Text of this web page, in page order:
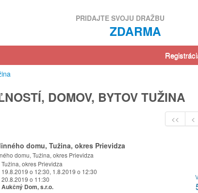
PRIDAJTE SVOJU DRAŽBU
ZDARMA
DOMOV, BYTOV TUŽINA
<< <
domu, Tužina, okres Prievidza
domu, Tužina, okres Prievidza
Tužina, okres Prievidza
19.8.2019 o 12:30, 1.8.2019 o 12:30
20.8.2019 o 11:30
Aukčný Dom, s.r.o.